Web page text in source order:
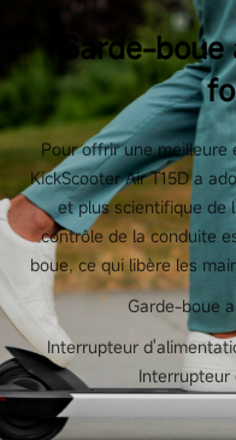
Garde-
Pour offrir une meilleure
KickScooter Air T15D a
et plus scientifique de
contrôle de la conduite
boue, ce qui libère les
Garde-boue
Interrupteur
Interrupteur